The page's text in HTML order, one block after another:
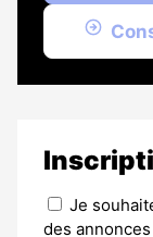
Je
des